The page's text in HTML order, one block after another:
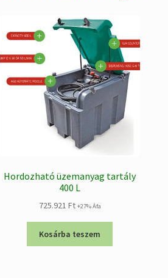
Hordozható üzemanyag tartály
400 L
725.921 Ft +27% Áfa
Kosárba teszem